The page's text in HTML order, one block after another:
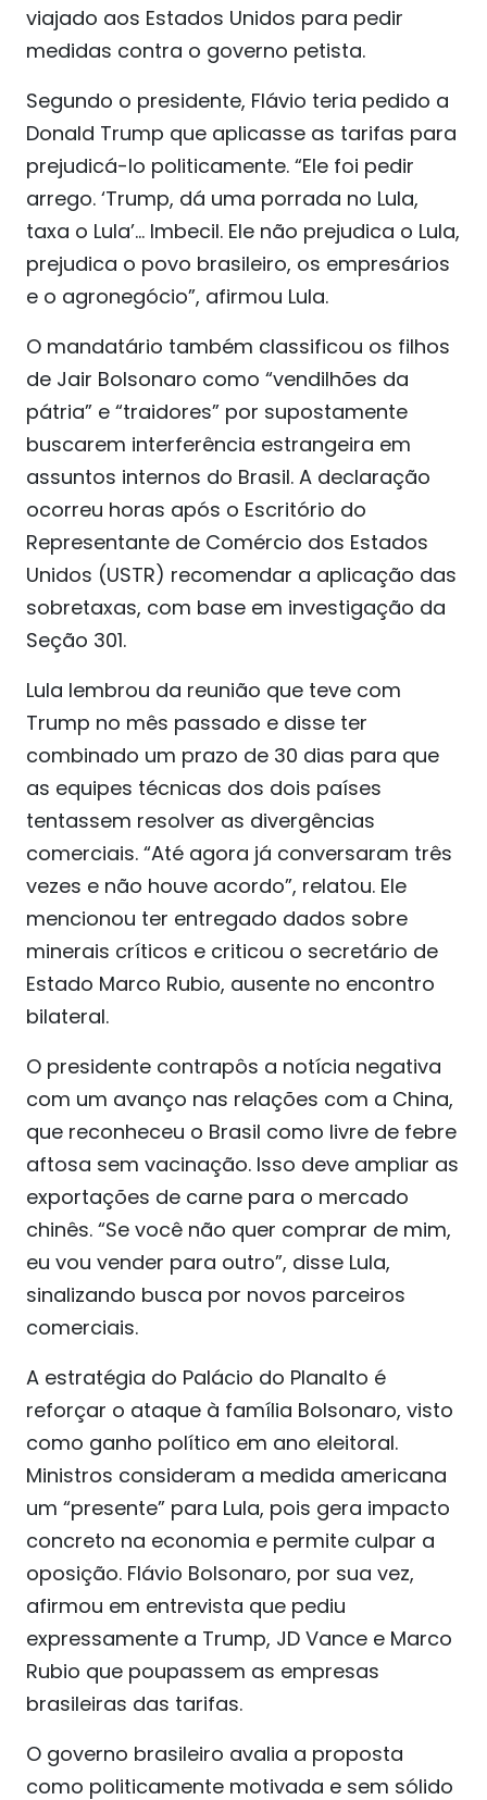
viajado aos Estados Unidos para pedir
medidas contra o governo petista.
Segundo o presidente, Flávio teria pedido a
Donald Trump que aplicasse as tarifas para
prejudicá-lo politicamente. “Ele foi pedir
arrego. ‘Trump, dá uma porrada no Lula,
taxa o Lula’... Imbecil. Ele não prejudica o Lula,
prejudica o povo brasileiro, os empresários
e o agronegócio”, afirmou Lula.
O mandatário também classificou os filhos
de Jair Bolsonaro como “vendilhões da
pátria” e “traidores” por supostamente
buscarem interferência estrangeira em
assuntos internos do Brasil. A declaração
ocorreu horas após o Escritório do
Representante de Comércio dos Estados
Unidos (USTR) recomendar a aplicação das
sobretaxas, com base em investigação da
Seção 301.
Lula lembrou da reunião que teve com
Trump no mês passado e disse ter
combinado um prazo de 30 dias para que
as equipes técnicas dos dois países
tentassem resolver as divergências
comerciais. “Até agora já conversaram três
vezes e não houve acordo”, relatou. Ele
mencionou ter entregado dados sobre
minerais críticos e criticou o secretário de
Estado Marco Rubio, ausente no encontro
bilateral.
O presidente contrapôs a notícia negativa
com um avanço nas relações com a China,
que reconheceu o Brasil como livre de febre
aftosa sem vacinação. Isso deve ampliar as
exportações de carne para o mercado
chinês. “Se você não quer comprar de mim,
eu vou vender para outro”, disse Lula,
sinalizando busca por novos parceiros
comerciais.
A estratégia do Palácio do Planalto é
reforçar o ataque à família Bolsonaro, visto
como ganho político em ano eleitoral.
Ministros consideram a medida americana
um “presente” para Lula, pois gera impacto
concreto na economia e permite culpar a
oposição. Flávio Bolsonaro, por sua vez,
afirmou em entrevista que pediu
expressamente a Trump, JD Vance e Marco
Rubio que poupassem as empresas
brasileiras das tarifas.
O governo brasileiro avalia a proposta
como politicamente motivada e sem sólido